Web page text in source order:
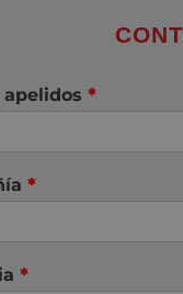
apelidos *
*
*